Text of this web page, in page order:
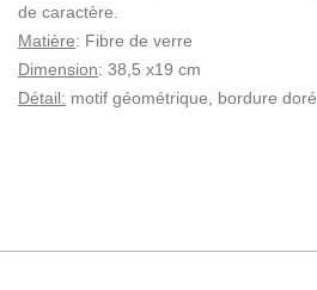
de caractère.
Matière: Fibre de verre
Dimension: 38,5 x19 cm
Détail: motif géométrique, bordure doré